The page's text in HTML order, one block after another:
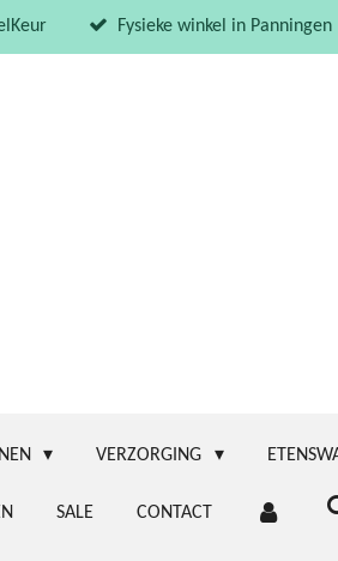
Fysieke winkel in Panningen
VERZORGING
SALE CONTACT